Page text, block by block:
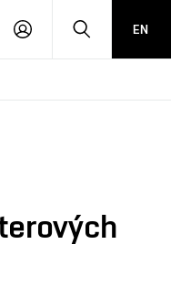
PŘIHLÁSIT HLEDATEN